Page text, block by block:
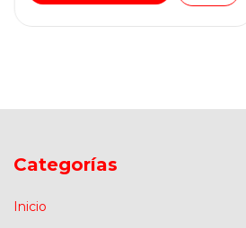
Categorías
Inicio